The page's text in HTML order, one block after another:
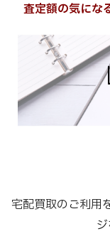
査定額の気にな
宅配買取のご利用